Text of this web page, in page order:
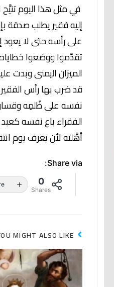
في مثل هذا اليوم
إليه فقير يطلب صدقة
على رأسه حتى لا يعود
تقدَّموا ووضعوا
الميزان اليمنى وبدت
قد ضرب بها رأس
نفسه على ظُلمِه
الفقراء باع نفسه
أهَّلته لأن يعرف يوم
Share via:
0
Shares
MIGHT ALSO LIKE